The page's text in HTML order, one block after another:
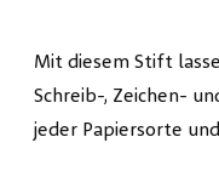
Mit diesem Stift
Schreib-, Zeichen-
jeder Papiersorte